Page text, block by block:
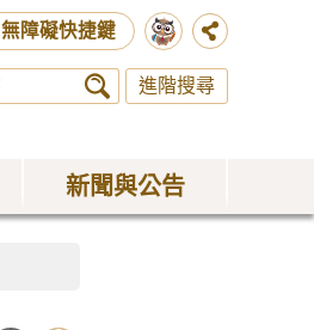
無障礙快捷鍵
進階搜尋
新聞與公告